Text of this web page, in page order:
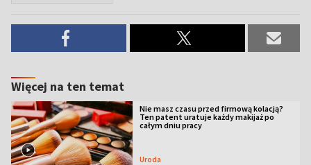
Więcej na ten temat
Nie masz czasu przed firmową kolacją?
Ten patent uratuje każdy makijaż po
całym dniu pracy
Uroda